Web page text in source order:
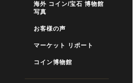
海外 コイン/宝石 博物館
写真
お客様の声
マーケット リポート
コイン博物館